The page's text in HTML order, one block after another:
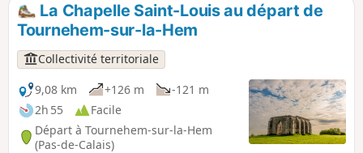
profit de ce cadeau de Dame Nature en construisant des
moulins.
La Chapelle Saint-Louis au départ de
Tournehem-sur-la-Hem
Collectivité territoriale
9,08 km
+126 m
-121 m
2h 55
Facile
Départ à Tournehem-sur-la-Hem
(Pas-de-Calais)